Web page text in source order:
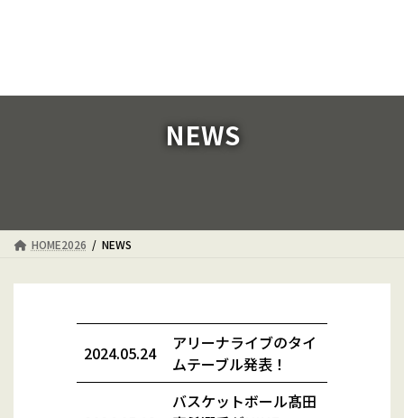
へ
ョ
NEWS
HOME2026 NEWS
2024.05.24
アリーナライブのタイ
ムテーブル発表！
バスケットボール髙田